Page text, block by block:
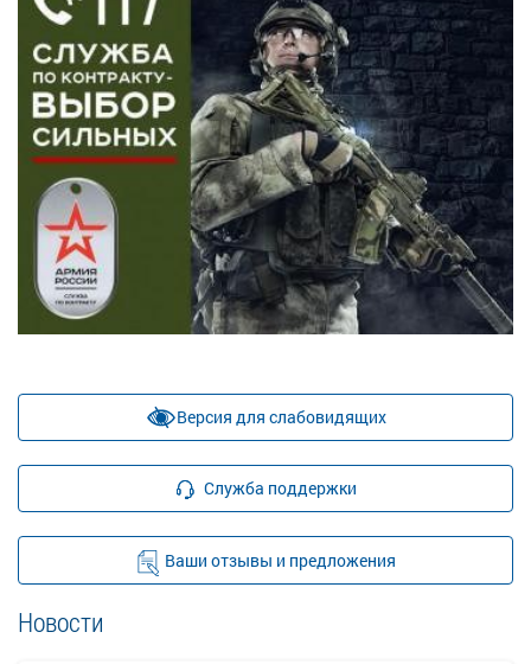
Версия для слабовидящих
Служба поддержки
Ваши отзывы и предложения
Новости